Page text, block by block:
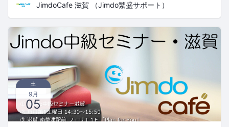
JimdoCafe 滋賀 （Jimdo繁盛サポート）
土
9月
05